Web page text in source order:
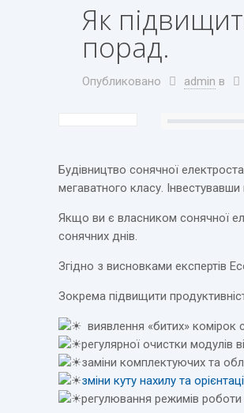
Як
порад.
Опубликовано admin в
Будівництво сонячної
мегаватного класу.
Якщо ви є власником сонячної
сонячних днів.
Згідно з висновками експертів
Зокрема підвищити
виявлення «битих» комірок
️регулярної очистки модулів
️заміни комплектуючих та
️зміни куту нахилу та
️регулювання режимів